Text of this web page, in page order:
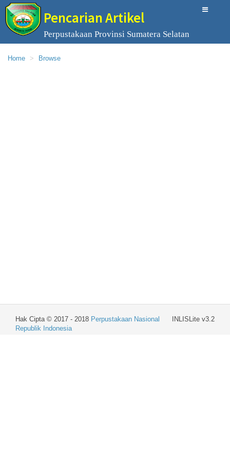
Pencarian Artikel
Perpustakaan Provinsi Sumatera Selatan
Home Browse
INLISLite v3.2
Hak Cipta © 2017 - 2018 Perpustakaan Nasional
Republik Indonesia